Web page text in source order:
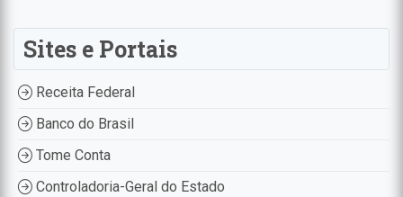
Sites e Portais
Receita Federal
Banco do Brasil
Tome Conta
Controladoria-Geral do Estado